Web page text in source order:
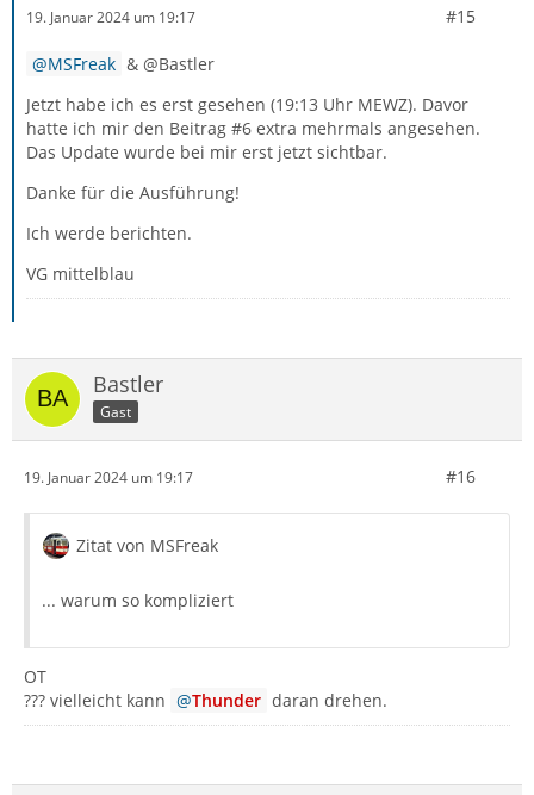
19. Januar 2024 um 19:17 #15
MSFreak & @Bastler
Jetzt habe ich es erst gesehen (19:13 Uhr MEWZ). Davor
hatte ich mir den Beitrag #6 extra mehrmals angesehen.
Das Update wurde bei mir erst jetzt sichtbar.
Danke für die Ausführung!
Ich werde berichten.
VG mittelblau
Bastler
Gast
19. Januar 2024 um 19:17 #16
Zitat von MSFreak
... warum so kompliziert
OT
??? vielleicht kann
Thunder daran drehen.